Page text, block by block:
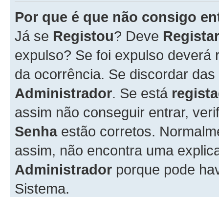
Por que é que não consigo
Já se Registou? Deve
expulso? Se foi expulso
da ocorrência. Se discordar
Administrador. Se está
assim não conseguir entrar,
Senhaestão corretos.
assim, não encontra uma
Administrador porque pode
Sistema.